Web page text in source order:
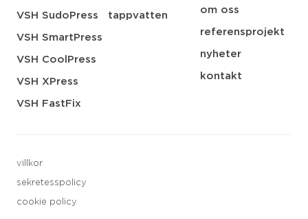
VSH SudoPress
VSH SmartPress
VSH CoolPress
VSH XPress
VSH FastFix
tappvatten
om oss
referensprojekt
nyheter
kontakt
villkor
sekretesspolicy
cookie policy